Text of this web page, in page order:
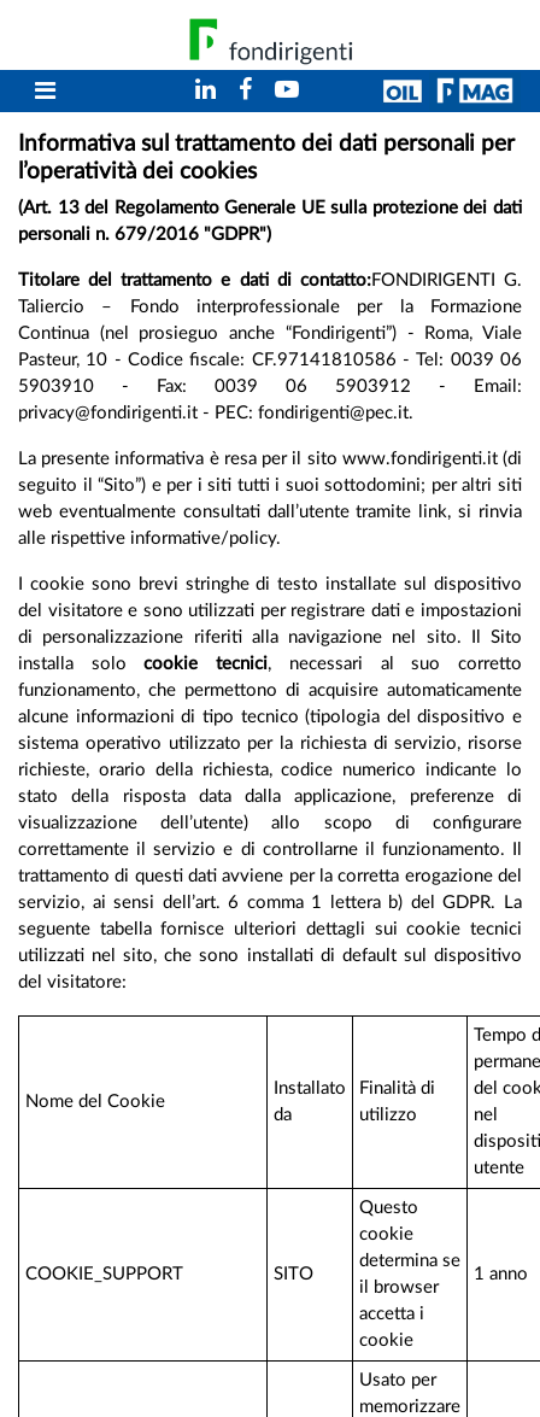
Informativa sul trattamento dei dati personali per
l’operatività dei cookies
(Art. 13 del Regolamento Generale UE sulla protezione dei dati
personali n. 679/2016 "GDPR")
Titolare del trattamento e dati di contatto:FONDIRIGENTI G.
Taliercio – Fondo interprofessionale per la Formazione
Continua (nel prosieguo anche “Fondirigenti”) - Roma, Viale
Pasteur, 10 - Codice fiscale: CF.97141810586 - Tel: 0039 06
5903910 - Fax: 0039 06 5903912 - Email:
privacy@fondirigenti.it - PEC: fondirigenti@pec.it.
La presente informativa è resa per il sito www.fondirigenti.it (di
seguito il “Sito”) e per i siti tutti i suoi sottodomini; per altri siti
web eventualmente consultati dall’utente tramite link, si rinvia
alle rispettive informative/policy.
I cookie sono brevi stringhe di testo installate sul dispositivo
del visitatore e sono utilizzati per registrare dati e impostazioni
di personalizzazione riferiti alla navigazione nel sito. Il Sito
installa solocookie tecnici, necessari al suo corretto
funzionamento, che permettono di acquisire automaticamente
alcune informazioni di tipo tecnico (tipologia del dispositivo e
sistema operativo utilizzato per la richiesta di servizio, risorse
richieste, orario della richiesta, codice numerico indicante lo
stato della risposta data dalla applicazione, preferenze di
visualizzazione dell’utente) allo scopo di configurare
correttamente il servizio e di controllarne il funzionamento. Il
trattamento di questi dati avviene per la corretta erogazione del
servizio, ai sensi dell’art. 6 comma 1 lettera b) del GDPR. La
seguente tabella fornisce ulteriori dettagli sui cookie tecnici
utilizzati nel sito, che sono installati di default sul dispositivo
del visitatore:
Nome del Cookie
Installato
da
Finalità di
utilizzo
Tempo
del
nel
utente
COOKIE_SUPPORT SITO
Questo
cookie
determina se
il browser
accetta i
cookie
1 anno
Usato per
memorizzare